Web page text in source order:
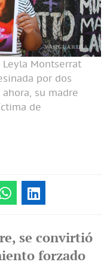
Montserrat
por dos
su madre
de
se convirtió
forzado